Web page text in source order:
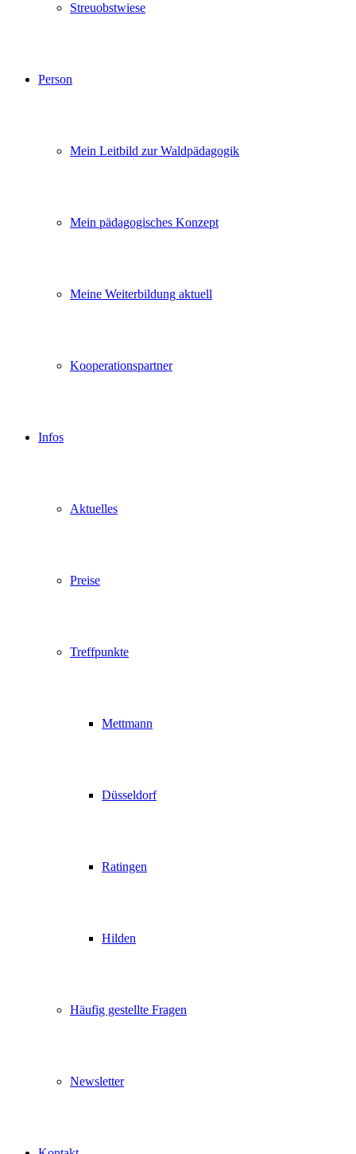
Streuobstwiese
Person
Mein Leitbild zur Waldpädagogik
Mein pädagogisches Konzept
Meine Weiterbildung aktuell
Kooperationspartner
Infos
Aktuelles
Preise
Treffpunkte
Mettmann
Düsseldorf
Ratingen
Hilden
Häufig gestellte Fragen
Newsletter